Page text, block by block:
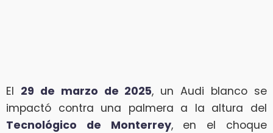
El 29 de marzo de 2025, un Audi blanco se
impactó contra una palmera a la altura del
Tecnológico de Monterrey, en el choque